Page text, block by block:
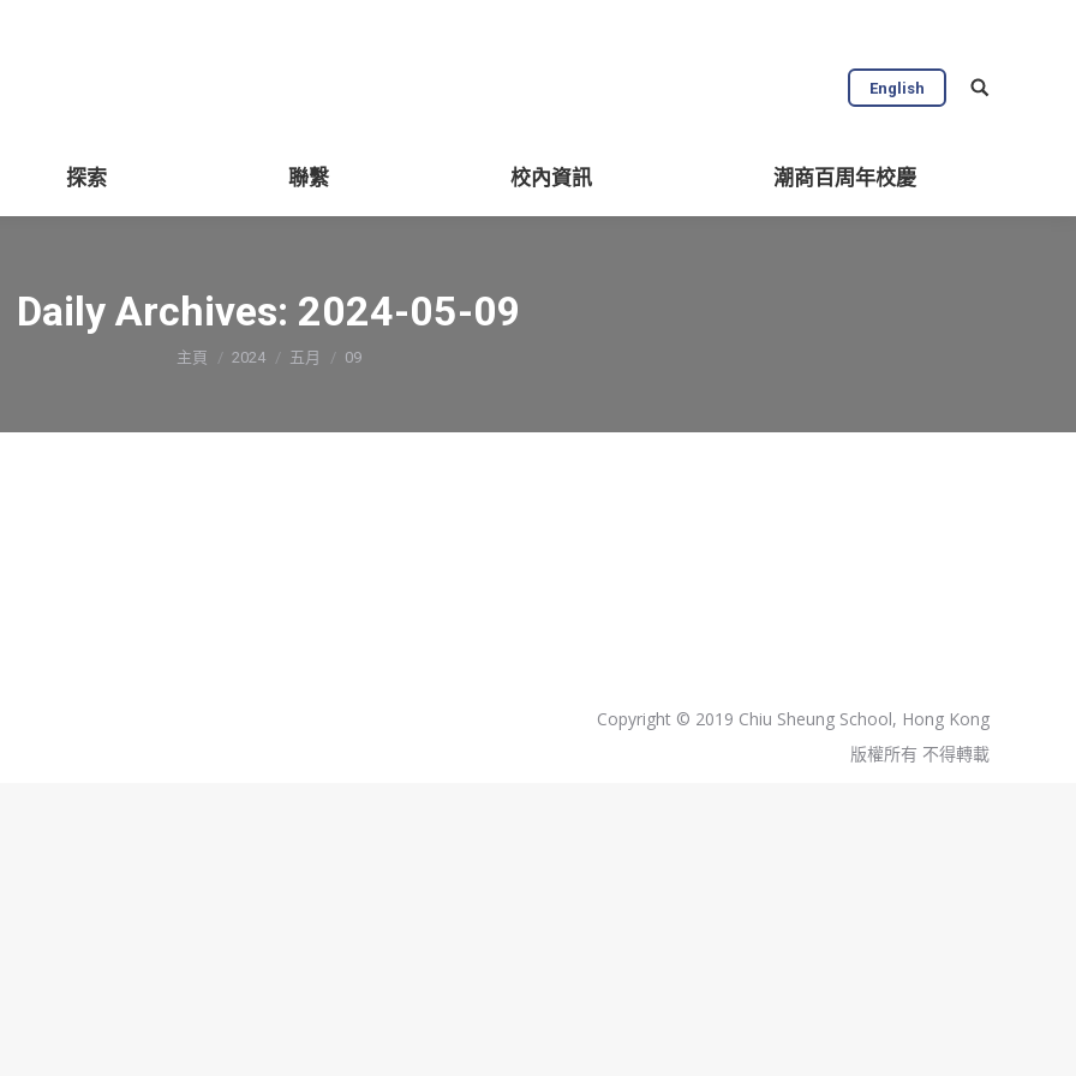
English
探索 聯繫 校內資訊 潮商百周年校慶
Daily Archives: 2024-05-09
You are here:
主頁 2024 五月 09
Copyright © 2019 Chiu Sheung School, Hong Kong
版權所有 不得轉載